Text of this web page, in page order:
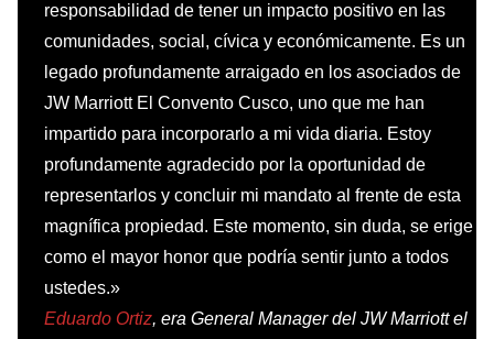
responsabilidad de tener un impacto positivo en las
comunidades, social, cívica y económicamente. Es un
legado profundamente arraigado en los asociados de
JW Marriott El Convento Cusco, uno que me han
impartido para incorporarlo a mi vida diaria. Estoy
profundamente agradecido por la oportunidad de
representarlos y concluir mi mandato al frente de esta
magnífica propiedad. Este momento, sin duda, se erige
como el mayor honor que podría sentir junto a todos
ustedes.»
Eduardo Ortiz, era General Manager del JW Marriott el